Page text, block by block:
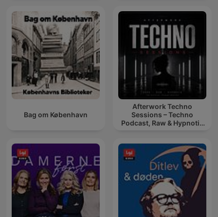
Bag om København
Afterwork Techno
Sessions – Techno
Podcast, Raw & Hypnotic